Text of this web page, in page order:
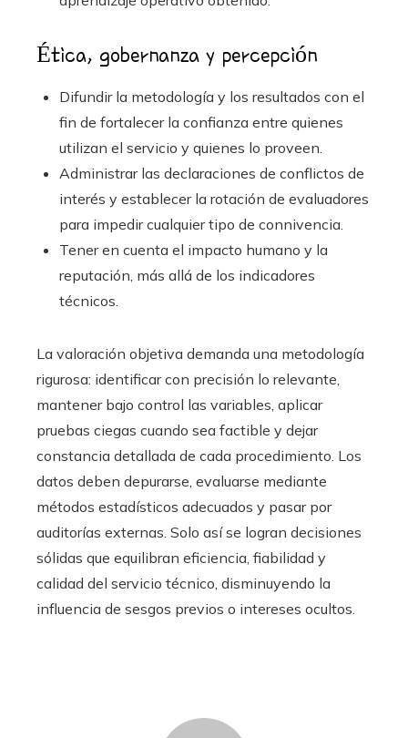
Ética, gobernanza y percepción
Difundir la metodología y los resultados con el
fin de fortalecer la confianza entre quienes
utilizan el servicio y quienes lo proveen.
Administrar las declaraciones de conflictos de
interés y establecer la rotación de evaluadores
para impedir cualquier tipo de connivencia.
Tener en cuenta el impacto humano y la
reputación, más allá de los indicadores
técnicos.
La valoración objetiva demanda una metodología
rigurosa: identificar con precisión lo relevante,
mantener bajo control las variables, aplicar
pruebas ciegas cuando sea factible y dejar
constancia detallada de cada procedimiento. Los
datos deben depurarse, evaluarse mediante
métodos estadísticos adecuados y pasar por
auditorías externas. Solo así se logran decisiones
sólidas que equilibran eficiencia, fiabilidad y
calidad del servicio técnico, disminuyendo la
influencia de sesgos previos o intereses ocultos.